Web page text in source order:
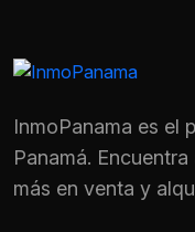
InmoPanama es el
Panamá.
más en venta y